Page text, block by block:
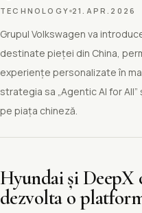
TECHNOLOGY 21.APR.2026
Grupul Volkswagen va
destinate pieței din China,
experiențe personalizate în
strategia sa „Agentic AI for
pe piața chineză.
Hyundai și DeepX
dezvolta o